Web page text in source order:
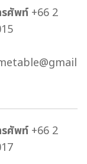
รศัพท์ +66 2
รศัพท์ +66 2